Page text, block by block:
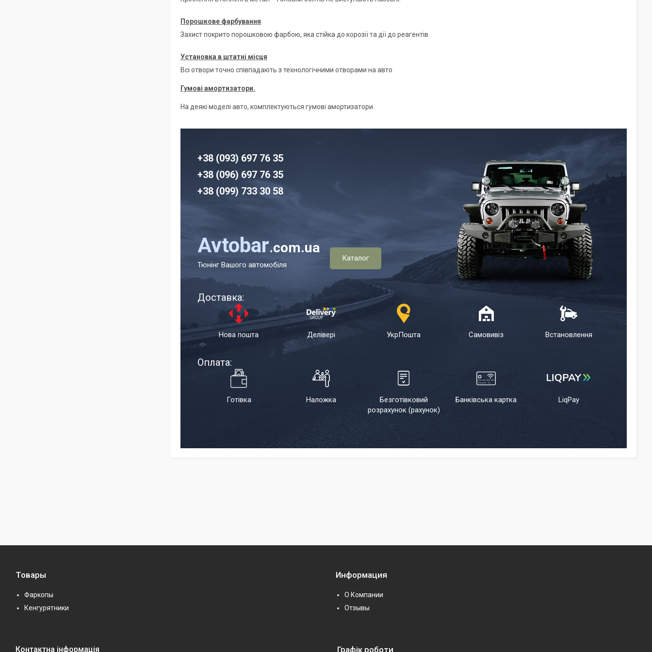
Порошкове фарбування
Захист покрито порошковою фарбою, яка стійка до корозії та дії до реагентів
Установка в штатні місця
Всі отвори точно співпадають з технологічними отворами на авто
Гумові амортизатори.
На деякі моделі авто, комплектуються гумові амортизатори.
+38 (093) 697 76 35
+38 (096) 697 76 35
+38 (099) 733 30 58
Avtobar.com.ua
Тюнінг Вашого автомобіля
Каталог
Доставка:
Нова пошта Делівері УкрПошта Самовивіз Встановлення
Оплата:
Готівка Наложка
Безготівковий
розрахунок (рахунок)
Банківська картка LiqPay
Товары
Фаркопы
Кенгурятники
Информация
О Компании
Отзывы
Графік роботи